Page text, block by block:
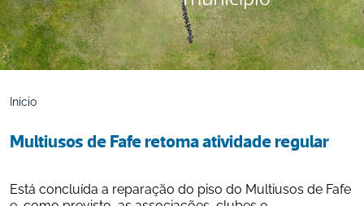
Início
Multiusos de Fafe retoma atividade regular
Está concluída a reparação do piso do Multiusos de Fafe